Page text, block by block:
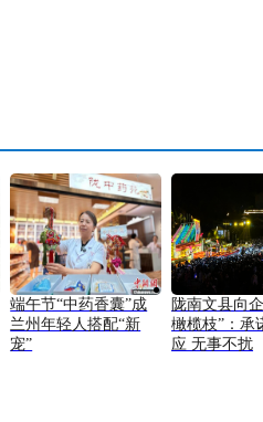
端午节“中药香囊”成
兰州年轻人搭配“新
宠”
陇南文县向
橄榄枝”：承
应 无事不扰